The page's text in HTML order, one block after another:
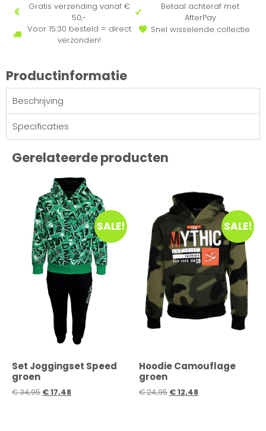
Gratis verzending vanaf €
50,-
Voor 15:30 besteld = direct
verzonden!
Betaal achteraf met
AfterPay
Snel wisselende collectie
Productinformatie
Beschrijving
Specificaties
Gerelateerde producten
SALE!
Set Joggingset Speed
groen
€34,95 €17,48
SALE!
Hoodie Camouflage
groen
€24,95 €12,48